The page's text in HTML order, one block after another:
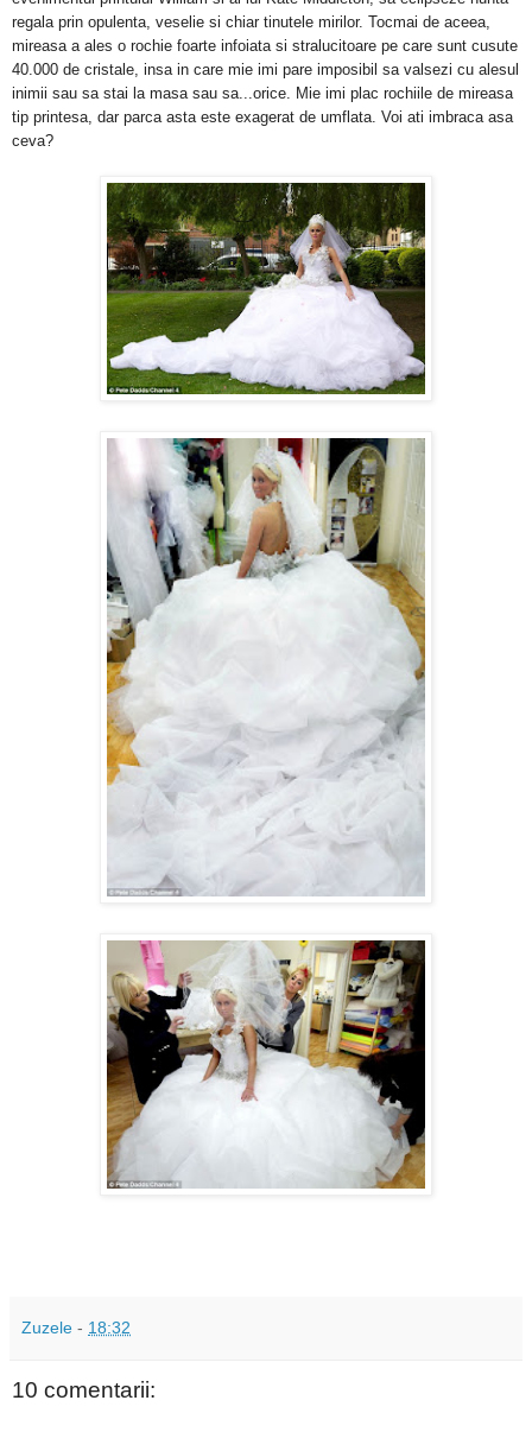
regala prin opulenta, veselie si chiar tinutele mirilor. Tocmai de aceea,
mireasa a ales o rochie foarte infoiata si stralucitoare pe care sunt cusute
40.000 de cristale, insa in care mie imi pare imposibil sa valsezi cu alesul
inimii sau sa stai la masa sau sa...orice. Mie imi plac rochiile de mireasa
tip printesa, dar parca asta este exagerat de umflata. Voi ati imbraca asa
ceva?
Zuzele - 18:32
10 comentarii: